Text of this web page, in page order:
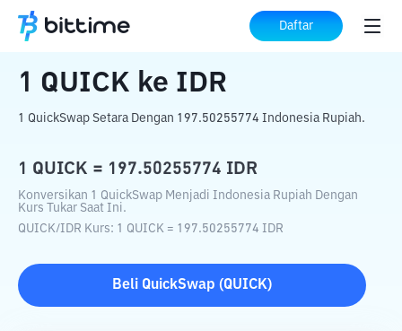
Daftar
Beranda Konverter Kripto QUICK IDR
1 QUICK ke IDR
1 QuickSwap Setara Dengan 197.50255774 Indonesia Rupiah.
1 QUICK = 197.50255774 IDR
Konversikan 1 QuickSwap Menjadi Indonesia Rupiah Dengan
Kurs Tukar Saat Ini.
QUICK/IDR Kurs: 1 QUICK = 197.50255774 IDR
Beli QuickSwap (QUICK)